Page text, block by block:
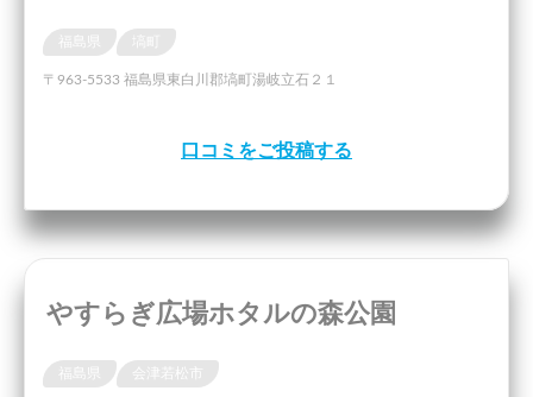
〒963-5533 福島県東白川郡塙町湯岐立石２１
口コミをご投稿する
やすらぎ広場ホタルの森公園